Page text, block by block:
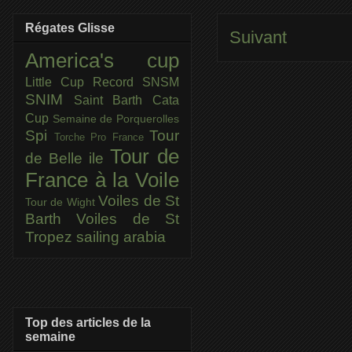
Suivant
Régates Glisse
America's cup
Little Cup Record SNSM
SNIM
Saint Barth Cata
Cup Semaine de Porquerolles
Spi Torche Pro France Tour
de Belle ile Tour de
France à la Voile
Tour de Wight Voiles de St
BarthVoiles de St
Tropez sailing arabia
Top des articles de la
semaine